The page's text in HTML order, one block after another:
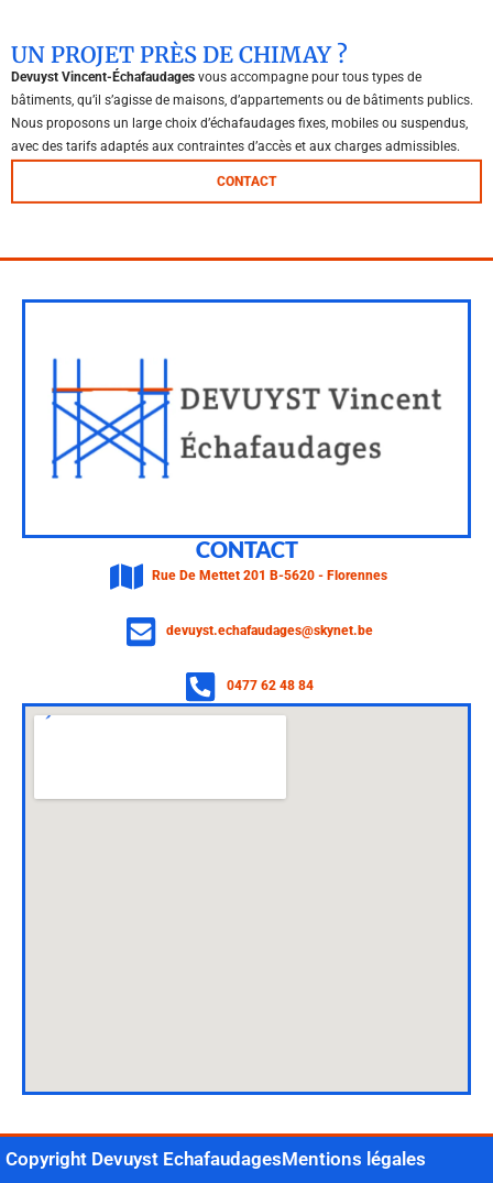
UN PROJET PRÈS DE CHIMAY ?
Devuyst Vincent-Échafaudages vous accompagne pour tous types de
bâtiments, qu’il s’agisse de maisons, d’appartements ou de bâtiments publics.
Nous proposons un large choix d’échafaudages fixes, mobiles ou suspendus,
avec des tarifs adaptés aux contraintes d’accès et aux charges admissibles.
CONTACT
CONTACT
Rue De Mettet 201 B-5620 - Florennes
devuyst.echafaudages@skynet.be
0477 62 48 84
Copyright Devuyst EchafaudagesMentions légales